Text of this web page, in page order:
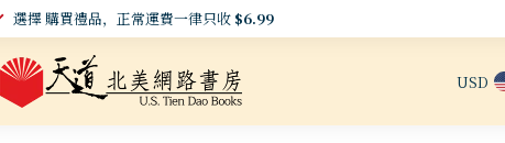
選擇 購買禮品，正常運費一律只收 $6.99
USD